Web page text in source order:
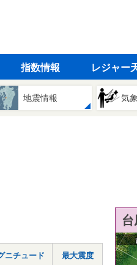
指数情報 レジャー
地震情報 気
ニチュード 最大震度